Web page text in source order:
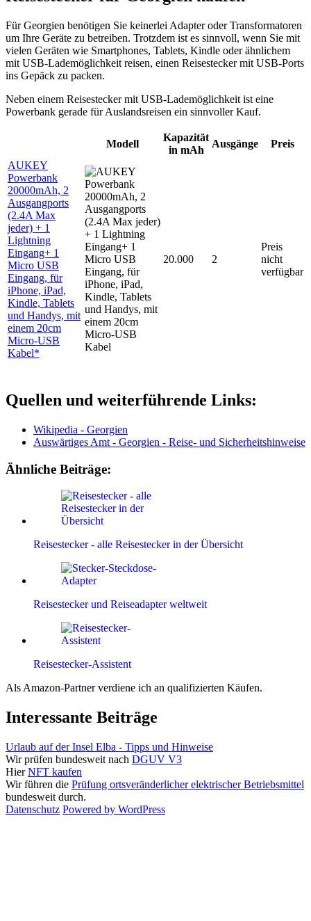
Für Georgien benötigen Sie keinerlei Adapter oder Transformatoren
um Ihre Geräte zu betreiben. Trotzdem ist es sinnvoll, wenn Sie mit
vielen Geräten wie Smartphones, Tablets, Kindle oder ähnlichem
mit USB-Lademöglichkeit reisen, einen Reisestecker mit USB-Ports
ins Gepäck zu packen.
Neben einem Reisestecker mit USB-Lademöglichkeit ist eine
Powerbank gerade für Auslandsreisen ein sinnvoller Kauf.
Modell
Kapazität
in mAh
Ausgänge
Preis
AUKEY
Powerbank
20000mAh, 2
Ausgangports
(2.4A Max
jeder) + 1
Lightning
Eingang+ 1
Micro USB
Eingang, für
iPhone, iPad,
Kindle, Tablets
und Handys, mit
einem 20cm
Micro-USB
Kabel*
20.000 2
Preis
nicht
verfügbar
Quellen und weiterführende Links:
Wikipedia - Georgien
Auswärtiges Amt - Georgien - Reise- und Sicherheitshinweise
Ähnliche Beiträge:
Reisestecker - alle Reisestecker in der Übersicht
Reisestecker und Reiseadapter weltweit
Reisestecker-Assistent
Als Amazon-Partner verdiene ich an qualifizierten Käufen.
Interessante Beiträge
Urlaub auf der Insel Elba - Tipps und Hinweise
Wir prüfen bundesweit nach DGUV V3
HierNFT kaufen
Wir führen die Prüfung ortsveränderlicher elektrischer Betriebsmittel
bundesweit durch.
Datenschutz Powered by WordPress